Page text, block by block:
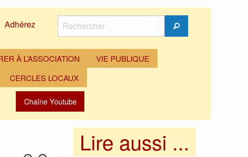
Adhérez
Rechercher
Rechercher
À L’ASSOCIATION
VIE PUBLIQUE
CERCLES LOCAUX
Chaîne Youtube
Lire aussi ...